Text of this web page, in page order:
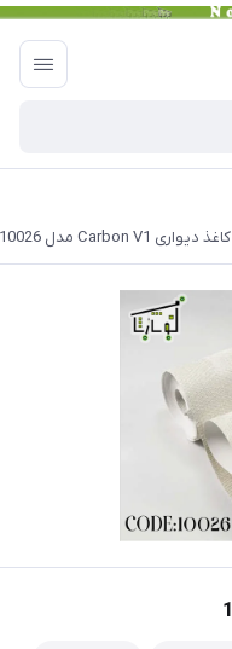
کاغذ دیواری Carbon V1 مدل 10026